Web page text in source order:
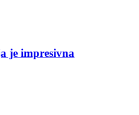
je impresivna